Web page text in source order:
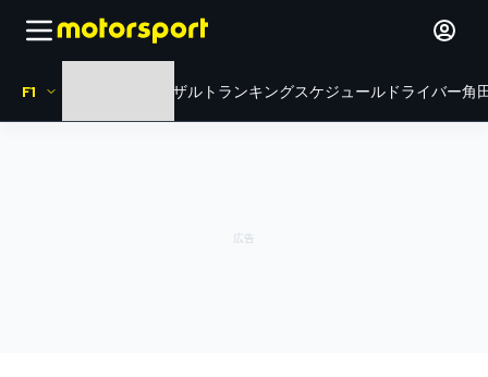
F1 リザルト ランキングスケジュール ドライバー角